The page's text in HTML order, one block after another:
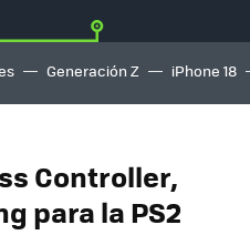
Generación Z iPhone 18
Controller,
para la PS2